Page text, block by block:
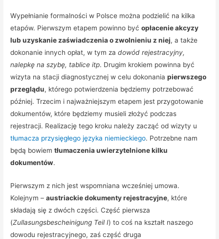
Wypełnianie formalności w Polsce można podzielić na kilka
etapów. Pierwszym etapem powinno byćopłacenie akcyzy
lub uzyskanie zaświadczenia o zwolnieniu z niej, a także
dokonanie innych opłat, w tym zadowód rejestracyjny,
nalepkę na szybę, tablice itp. Drugim krokiem powinna być
wizyta na stacji diagnostycznej w celu dokonaniapierwszego
przeglądu, którego potwierdzenia będziemy potrzebować
później. Trzecim i najważniejszym etapem jest przygotowanie
dokumentów, które będziemy musieli złożyć podczas
rejestracji. Realizację tego kroku należy zacząć od wizyty u
tłumacza przysięgłego języka niemieckiego. Potrzebne nam
będą bowiemtłumaczenia uwierzytelnione kilku
dokumentów.
Pierwszym z nich jest wspomniana wcześniej umowa.
Kolejnym –austriackie dokumenty rejestracyjne, które
składają się z dwóch części. Część pierwsza
(Zullasungsbescheinigung Teil I) to coś na kształt naszego
dowodu rejestracyjnego, zaś część druga